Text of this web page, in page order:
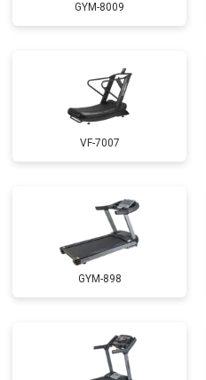
GYM-8009
VF-7007
GYM-898